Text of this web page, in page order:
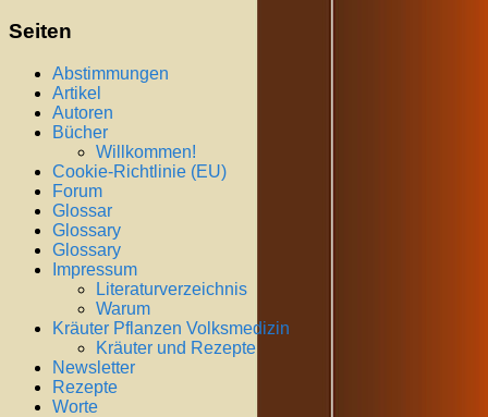
Seiten
Abstimmungen
Artikel
Autoren
Bücher
Willkommen!
Cookie-Richtlinie (EU)
Forum
Glossar
Glossary
Glossary
Impressum
Literaturverzeichnis
Warum
Kräuter Pflanzen Volksmedizin
Kräuter und Rezepte
Newsletter
Rezepte
Worte